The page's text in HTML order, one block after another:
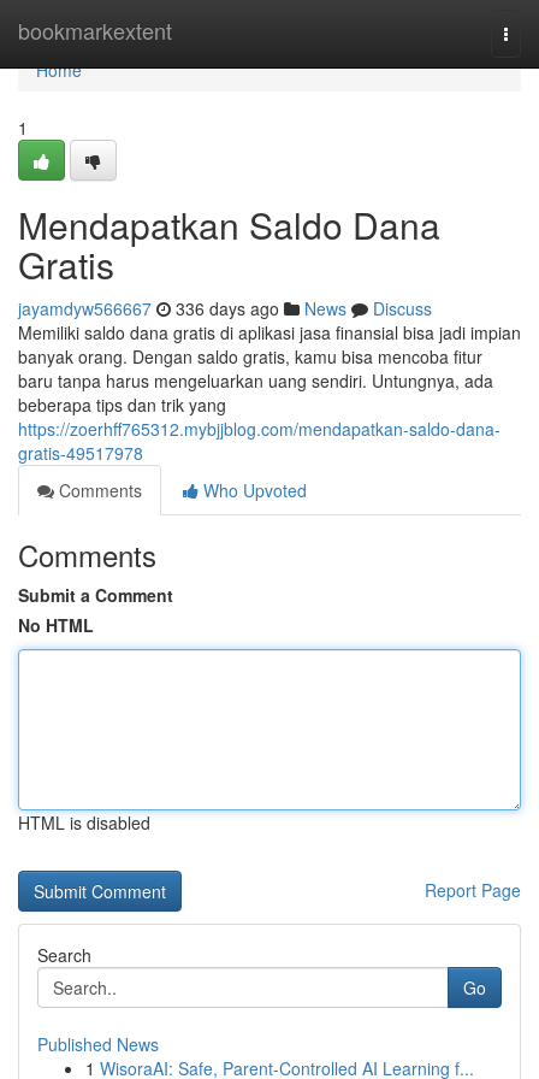
bookmarkextent
Home
Home
1
Mendapatkan Saldo Dana
Gratis
jayamdyw566667 336 days ago News
Discuss
Memiliki saldo dana gratis di aplikasi jasa finansial bisa jadi impian
banyak orang. Dengan saldo gratis, kamu bisa mencoba fitur
baru tanpa harus mengeluarkan uang sendiri. Untungnya, ada
beberapa tips dan trik yang
https://zoerhff765312.mybjjblog.com/mendapatkan-saldo-dana-
gratis-49517978
Comments
Who Upvoted
Comments
Submit a Comment
No HTML
HTML is disabled
Report Page
Search
Go
Published News
1 WisoraAI: Safe, Parent-Controlled AI Learning f...